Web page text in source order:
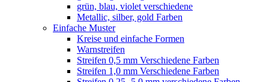
grün, blau, violet verschiedene
Metallic, silber, gold Farben
Einfache Muster
Kreise und einfache Formen
Warnstreifen
Streifen 0,5 mm Verschiedene Farben
Streifen 1,0 mm Verschiedene Farben